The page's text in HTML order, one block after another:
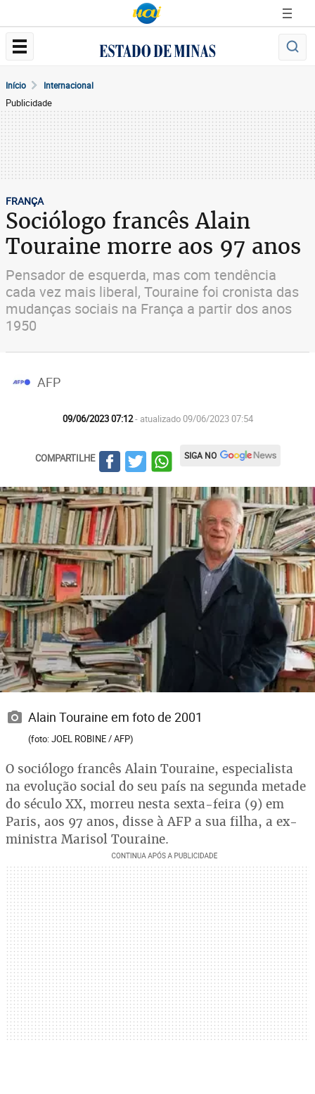
Início Internacional
Publicidade
FRANÇA
Sociólogo francês Alain
Touraine morre aos 97 anos
Pensador de esquerda, mas com tendência
cada vez mais liberal, Touraine foi cronista das
mudanças sociais na França a partir dos anos
1950
AFP
09/06/2023 07:12- atualizado 09/06/2023 07:54
COMPARTILHE SIGA NO
Alain Touraine em foto de 2001
(foto: JOEL ROBINE / AFP)
O sociólogo francês Alain Touraine, especialista
na evolução social do seu país na segunda metade
do século XX, morreu nesta sexta-feira (9) em
Paris, aos 97 anos, disse à AFP a sua filha, a ex-
ministra Marisol Touraine.